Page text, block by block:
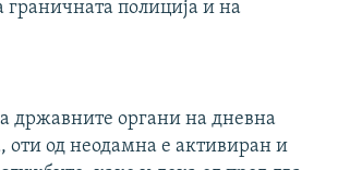
полиција и на
државните органи на дневна
оти од неодамна е активиран и